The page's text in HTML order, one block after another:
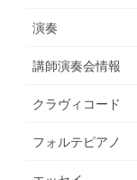
演奏
講師演奏会情報
クラヴィコード
フォルテピアノ